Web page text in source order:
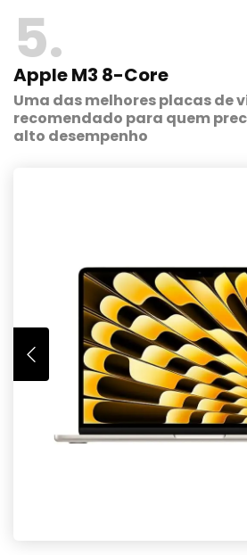
5
Apple M3 8-Core
Uma das melhores placas de
recomendado para quem
alto desempenho